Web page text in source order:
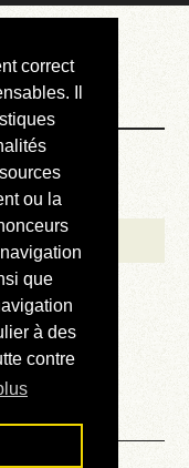
correct
Il
ou la
que
à des
contre